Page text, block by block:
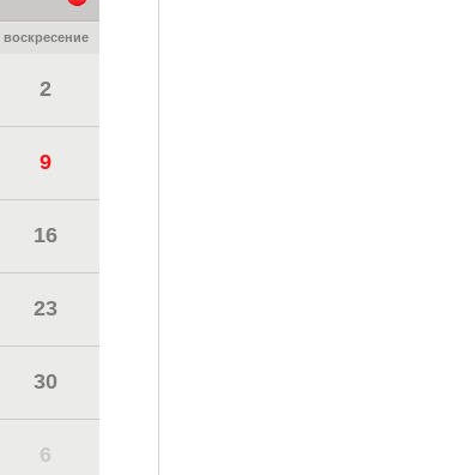
воскресение
2
9
16
23
30
6